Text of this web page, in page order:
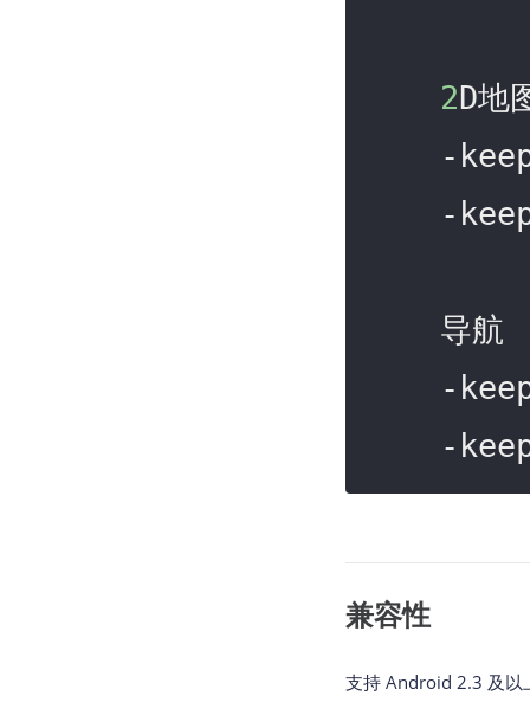
2D地
-
-
-
-
兼容性
支持 Android 2.3 及以